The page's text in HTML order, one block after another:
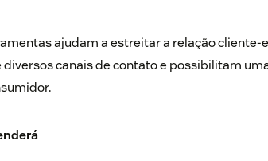
ajudam a estreitar a relação
canais de contato e possibilitam